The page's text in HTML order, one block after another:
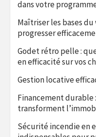
dans votre
Maîtriser les bases
progresser
Godet rétro pelle :
en efficacité sur vos
Gestion locative
Financement
transforment
Sécurité incendie en